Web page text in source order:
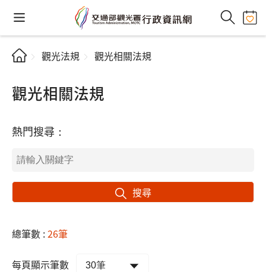
觀光法規 觀光相關法規
觀光相關法規
熱門搜尋：
搜尋
總筆數 :26筆
每頁顯示筆數